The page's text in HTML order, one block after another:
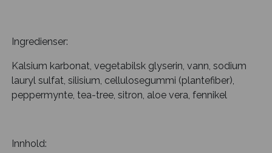
Ingredienser:
Kalsium karbonat, vegetabilsk glyserin, vann, sodium
lauryl sulfat, silisium, cellulosegummi (plantefiber),
peppermynte, tea-tree, sitron, aloe vera, fennikel
Innhold: